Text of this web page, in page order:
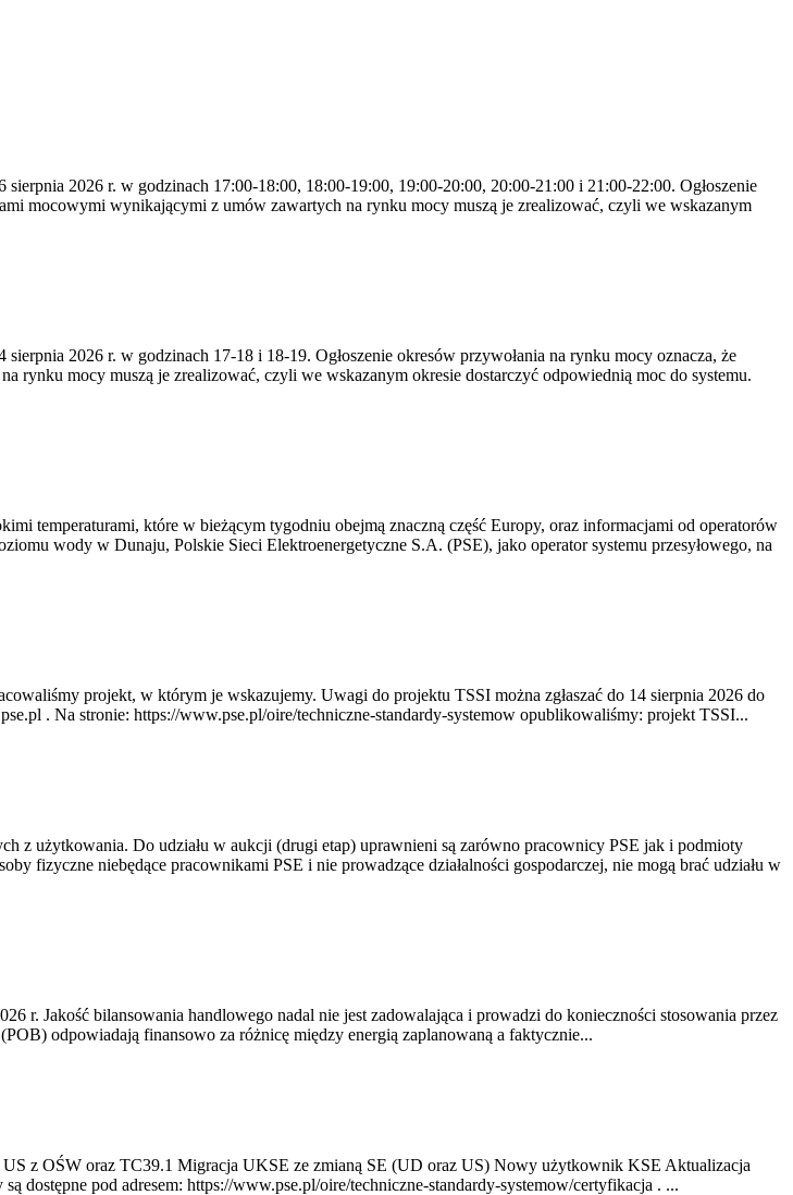
2026 r. w godzinach 17:00-18:00, 18:00-19:00, 19:00-20:00, 20:00-21:00 i 21:00-22:00. Ogłoszenie
mocowymi wynikającymi z umów zawartych na rynku mocy muszą je zrealizować, czyli we wskazanym
2026 r. w godzinach 17-18 i 18-19. Ogłoszenie okresów przywołania na rynku mocy oznacza, że
mocy muszą je zrealizować, czyli we wskazanym okresie dostarczyć odpowiednią moc do systemu.
temperaturami, które w bieżącym tygodniu obejmą znaczną część Europy, oraz informacjami od operatorów
wody w Dunaju, Polskie Sieci Elektroenergetyczne S.A. (PSE), jako operator systemu przesyłowego, na
projekt, w którym je wskazujemy. Uwagi do projektu TSSI można zgłaszać do 14 sierpnia 2026 do
. Na stronie: https://www.pse.pl/oire/techniczne-standardy-systemow opublikowaliśmy: projekt TSSI...
z użytkowania. Do udziału w aukcji (drugi etap) uprawnieni są zarówno pracownicy PSE jak i podmioty
fizyczne niebędące pracownikami PSE i nie prowadzące działalności gospodarczej, nie mogą brać udziału w
r. Jakość bilansowania handlowego nadal nie jest zadowalająca i prowadzi do konieczności stosowania przez
odpowiadają finansowo za różnicę między energią zaplanowaną a faktycznie...
z OŚW oraz TC39.1 Migracja UKSE ze zmianą SE (UD oraz US) Nowy użytkownik KSE Aktualizacja
dostępne pod adresem: https://www.pse.pl/oire/techniczne-standardy-systemow/certyfikacja . ...